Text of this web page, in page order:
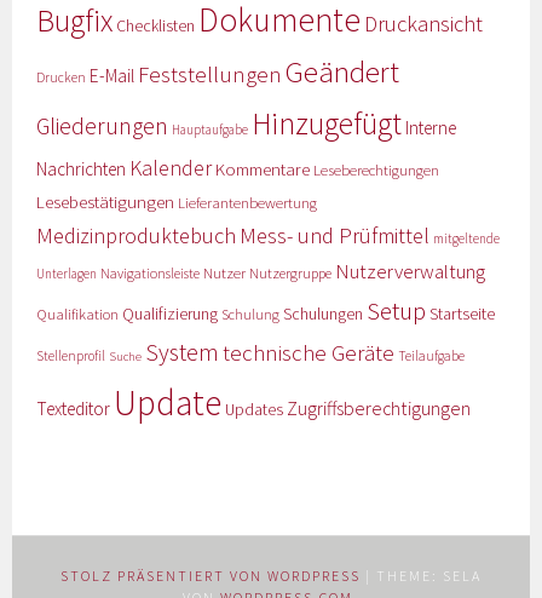
Bugfix Checklisten Dokumente Druckansicht
Drucken E-Mail Feststellungen Geändert
Gliederungen Hauptaufgabe Hinzugefügt Interne
Nachrichten KalenderKommentare Leseberechtigungen
Lesebestätigungen Lieferantenbewertung
Medizinproduktebuch Mess- und Prüfmittel mitgeltende
Unterlagen Navigationsleiste Nutzer Nutzergruppe Nutzerverwaltung
Qualifikation Qualifizierung Schulung Schulungen Setup Startseite
Stellenprofil Suche System technische Geräte Teilaufgabe
Texteditor Update Updates Zugriffsberechtigungen
STOLZ PRÄSENTIERT VON WORDPRESS | THEME: SELA